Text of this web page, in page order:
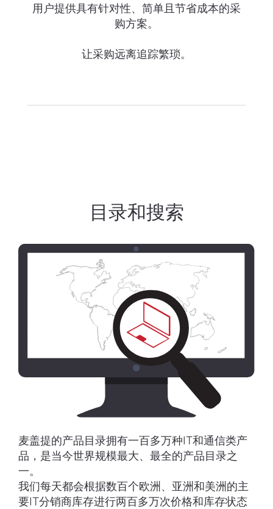
用户提供具有针对性、简单且节省成本的采
购方案。
让采购远离追踪繁琐。
目录和搜索
麦盖提的产品目录拥有一百多万种IT和通信类产
品，是当今世界规模最大、最全的产品目录之
一。
我们每天都会根据数百个欧洲、亚洲和美洲的主
要IT分销商库存进行两百多万次价格和库存状态